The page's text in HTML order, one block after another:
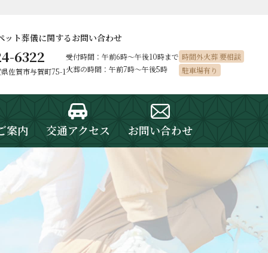
ット葬儀に関するお問い合わせ
6322
佐賀市与賀町75-1
受付時間：午前6時〜午後10時まで
火葬の時間：午前7時～午後5時
時間外火葬 要相談
駐車場有り
案内 交通アクセス お問い合わせ